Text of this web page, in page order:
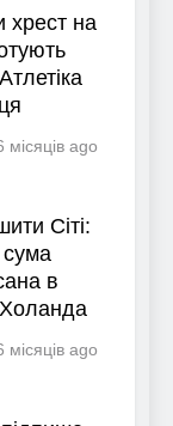
хрест на
місяців ago
Сіті:
сума
в
Холанда
місяців ago